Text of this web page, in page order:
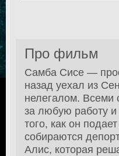
Про фильм
Самба Сисе —
назад уехал из
нелегалом. Всеми
за любую работу и
того, как он
собираются
Алис, которая